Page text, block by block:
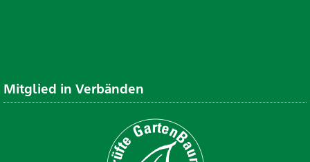
Mitglied in Verbänden